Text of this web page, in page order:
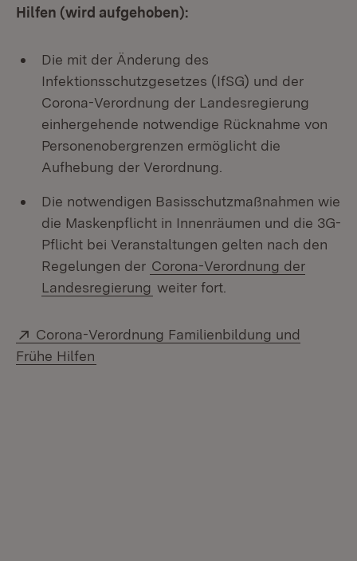
Hilfen (wird aufgehoben):
Die mit der Änderung des
Infektionsschutzgesetzes (IfSG) und der
Corona-Verordnung der Landesregierung
einhergehende notwendige Rücknahme von
Personenobergrenzen ermöglicht die
Aufhebung der Verordnung.
Die notwendigen Basisschutzmaßnahmen wie
die Maskenpflicht in Innenräumen und die 3G-
Pflicht bei Veranstaltungen gelten nach den
Regelungen der Corona-Verordnung der
Landesregierung weiter fort.
Extern:
Corona-Verordnung Familienbildung und
Frühe Hilfen